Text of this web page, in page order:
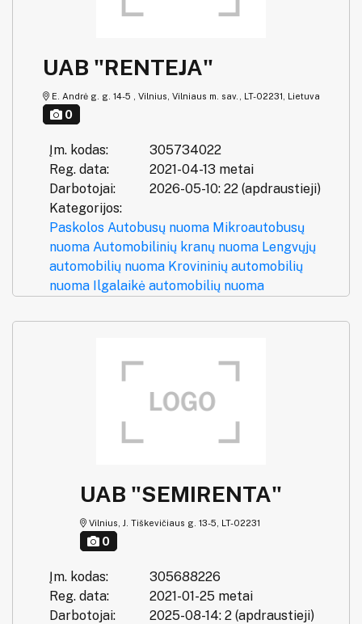
UAB "RENTEJA"
E. Andrė g. g. 14-5 , Vilnius, Vilniaus m. sav., LT-02231, Lietuva
0
Įm. kodas:
305734022
Reg. data:
2021-04-13 metai
Darbotojai:
2026-05-10: 22 (apdraustieji)
Kategorijos:
Paskolos Autobusų nuoma Mikroautobusų
nuoma Automobilinių kranų nuoma Lengvųjų
automobilių nuoma Krovininių automobilių
nuoma Ilgalaikė automobilių nuoma
UAB "SEMIRENTA"
Vilnius, J. Tiškevičiaus g. 13-5, LT-02231
0
Įm. kodas:
305688226
Reg. data:
2021-01-25 metai
Darbotojai:
2025-08-14: 2 (apdraustieji)